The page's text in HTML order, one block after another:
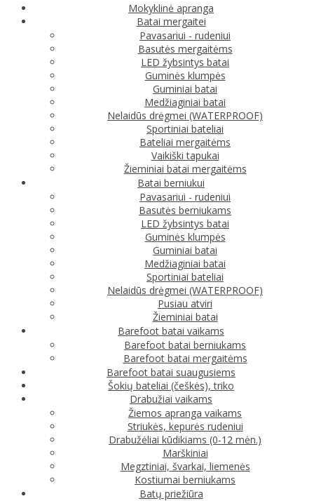
Mokyklinė apranga
Batai mergaitei
Pavasariui - rudeniui
Basutės mergaitėms
LED žybsintys batai
Guminės klumpės
Guminiai batai
Medžiaginiai batai
Nelaidūs drėgmei (WATERPROOF)
Sportiniai bateliai
Bateliai mergaitėms
Vaikiški tapukai
Žieminiai batai mergaitėms
Batai berniukui
Pavasariui - rudeniui
Basutės berniukams
LED žybsintys batai
Guminės klumpės
Guminiai batai
Medžiaginiai batai
Sportiniai bateliai
Nelaidūs drėgmei (WATERPROOF)
Pusiau atviri
Žieminiai batai
Barefoot batai vaikams
Barefoot batai berniukams
Barefoot batai mergaitėms
Barefoot batai suaugusiems
Šokių bateliai (češkės), triko
Drabužiai vaikams
Žiemos apranga vaikams
Striukės, kepurės rudeniui
Drabužėliai kūdikiams (0-12 mėn.)
Marškiniai
Megztiniai, švarkai, liemenės
Kostiumai berniukams
Batų priežiūra